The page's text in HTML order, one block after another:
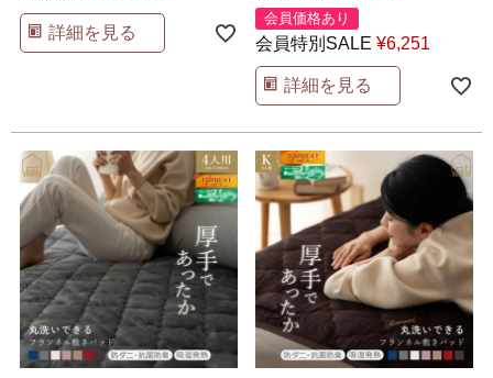
詳細を見る
会員価格あり
会員特別SALE ¥6,251
詳細を見る